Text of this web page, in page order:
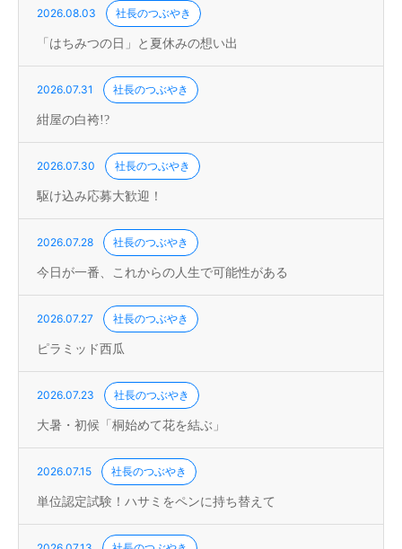
2026.08.03 社長のつぶやき
「はちみつの日」と夏休みの想い出
2026.07.31 社長のつぶやき
紺屋の白袴!?
2026.07.30 社長のつぶやき
駆け込み応募大歓迎！
2026.07.28 社長のつぶやき
今日が一番、これからの人生で可能性がある
2026.07.27 社長のつぶやき
ピラミッド西瓜
2026.07.23 社長のつぶやき
大暑・初候「桐始めて花を結ぶ」
2026.07.15 社長のつぶやき
単位認定試験！ハサミをペンに持ち替えて